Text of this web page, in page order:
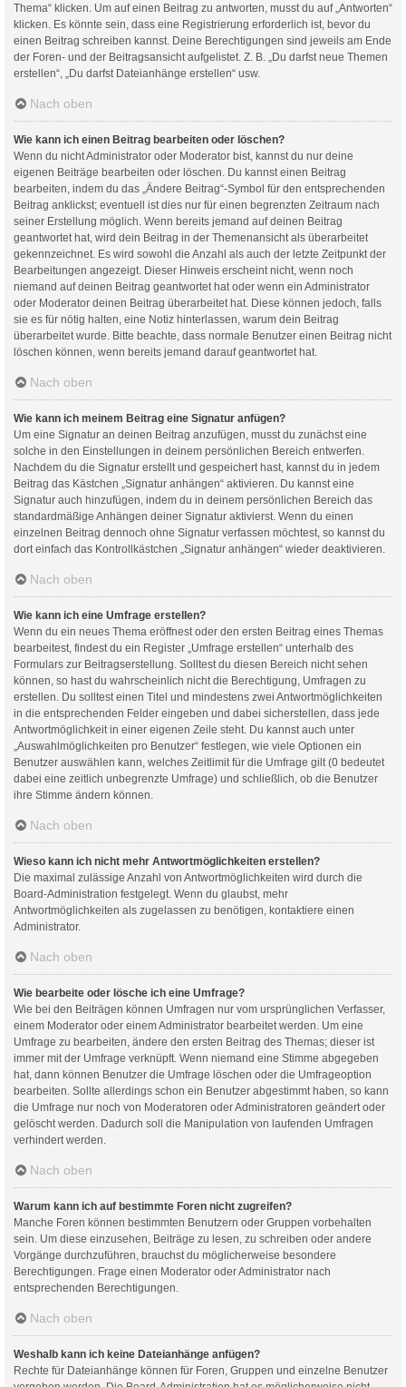
Thema“ klicken. Um auf einen Beitrag zu antworten, musst du auf „Antworten“
klicken. Es könnte sein, dass eine Registrierung erforderlich ist, bevor du
einen Beitrag schreiben kannst. Deine Berechtigungen sind jeweils am Ende
der Foren- und der Beitragsansicht aufgelistet. Z. B. „Du darfst neue Themen
erstellen“, „Du darfst Dateianhänge erstellen“ usw.
Nach oben
Wie kann ich einen Beitrag bearbeiten oder löschen?
Wenn du nicht Administrator oder Moderator bist, kannst du nur deine
eigenen Beiträge bearbeiten oder löschen. Du kannst einen Beitrag
bearbeiten, indem du das „Ändere Beitrag“-Symbol für den entsprechenden
Beitrag anklickst; eventuell ist dies nur für einen begrenzten Zeitraum nach
seiner Erstellung möglich. Wenn bereits jemand auf deinen Beitrag
geantwortet hat, wird dein Beitrag in der Themenansicht als überarbeitet
gekennzeichnet. Es wird sowohl die Anzahl als auch der letzte Zeitpunkt der
Bearbeitungen angezeigt. Dieser Hinweis erscheint nicht, wenn noch
niemand auf deinen Beitrag geantwortet hat oder wenn ein Administrator
oder Moderator deinen Beitrag überarbeitet hat. Diese können jedoch, falls
sie es für nötig halten, eine Notiz hinterlassen, warum dein Beitrag
überarbeitet wurde. Bitte beachte, dass normale Benutzer einen Beitrag nicht
löschen können, wenn bereits jemand darauf geantwortet hat.
Nach oben
Wie kann ich meinem Beitrag eine Signatur anfügen?
Um eine Signatur an deinen Beitrag anzufügen, musst du zunächst eine
solche in den Einstellungen in deinem persönlichen Bereich entwerfen.
Nachdem du die Signatur erstellt und gespeichert hast, kannst du in jedem
Beitrag das Kästchen „Signatur anhängen“ aktivieren. Du kannst eine
Signatur auch hinzufügen, indem du in deinem persönlichen Bereich das
standardmäßige Anhängen deiner Signatur aktivierst. Wenn du einen
einzelnen Beitrag dennoch ohne Signatur verfassen möchtest, so kannst du
dort einfach das Kontrollkästchen „Signatur anhängen“ wieder deaktivieren.
Nach oben
Wie kann ich eine Umfrage erstellen?
Wenn du ein neues Thema eröffnest oder den ersten Beitrag eines Themas
bearbeitest, findest du ein Register „Umfrage erstellen“ unterhalb des
Formulars zur Beitragserstellung. Solltest du diesen Bereich nicht sehen
können, so hast du wahrscheinlich nicht die Berechtigung, Umfragen zu
erstellen. Du solltest einen Titel und mindestens zwei Antwortmöglichkeiten
in die entsprechenden Felder eingeben und dabei sicherstellen, dass jede
Antwortmöglichkeit in einer eigenen Zeile steht. Du kannst auch unter
„Auswahlmöglichkeiten pro Benutzer“ festlegen, wie viele Optionen ein
Benutzer auswählen kann, welches Zeitlimit für die Umfrage gilt (0 bedeutet
dabei eine zeitlich unbegrenzte Umfrage) und schließlich, ob die Benutzer
ihre Stimme ändern können.
Nach oben
Wieso kann ich nicht mehr Antwortmöglichkeiten erstellen?
Die maximal zulässige Anzahl von Antwortmöglichkeiten wird durch die
Board-Administration festgelegt. Wenn du glaubst, mehr
Antwortmöglichkeiten als zugelassen zu benötigen, kontaktiere einen
Administrator.
Nach oben
Wie bearbeite oder lösche ich eine Umfrage?
Wie bei den Beiträgen können Umfragen nur vom ursprünglichen Verfasser,
einem Moderator oder einem Administrator bearbeitet werden. Um eine
Umfrage zu bearbeiten, ändere den ersten Beitrag des Themas; dieser ist
immer mit der Umfrage verknüpft. Wenn niemand eine Stimme abgegeben
hat, dann können Benutzer die Umfrage löschen oder die Umfrageoption
bearbeiten. Sollte allerdings schon ein Benutzer abgestimmt haben, so kann
die Umfrage nur noch von Moderatoren oder Administratoren geändert oder
gelöscht werden. Dadurch soll die Manipulation von laufenden Umfragen
verhindert werden.
Nach oben
Warum kann ich auf bestimmte Foren nicht zugreifen?
Manche Foren können bestimmten Benutzern oder Gruppen vorbehalten
sein. Um diese einzusehen, Beiträge zu lesen, zu schreiben oder andere
Vorgänge durchzuführen, brauchst du möglicherweise besondere
Berechtigungen. Frage einen Moderator oder Administrator nach
entsprechenden Berechtigungen.
Nach oben
Weshalb kann ich keine Dateianhänge anfügen?
Rechte für Dateianhänge können für Foren, Gruppen und einzelne Benutzer